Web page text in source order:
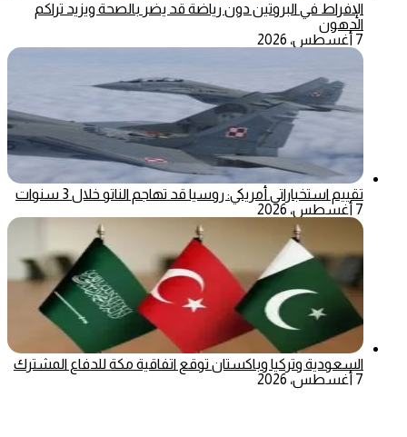
الإفراط في البروتين دون رياضة قد يضر بالصحة ويزيد تراكم
الدهون
7 أغسطس، 2026
تقييم استخباراتي أمريكي: روسيا قد تهاجم الناتو خلال 3 سنوات
7 أغسطس، 2026
السعودية وتركيا وباكستان توقع اتفاقية مكة للدفاع المشترك
7 أغسطس، 2026